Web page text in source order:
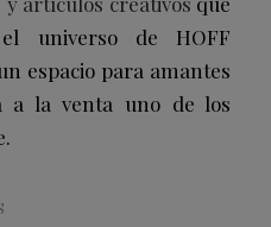
universo de HOFF
espacio para amantes
a la venta uno de los